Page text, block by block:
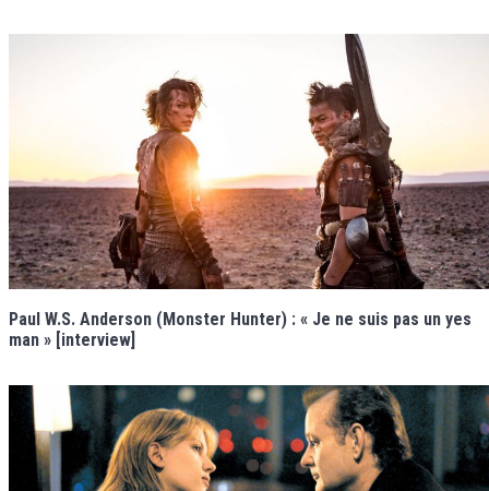
Paul W.S. Anderson (Monster Hunter) : « Je ne suis pas un yes
man » [interview]